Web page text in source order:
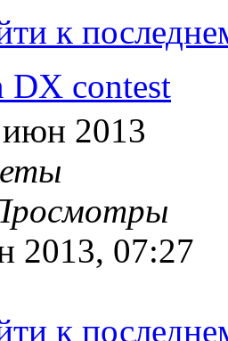
contest
2013
2013, 07:27